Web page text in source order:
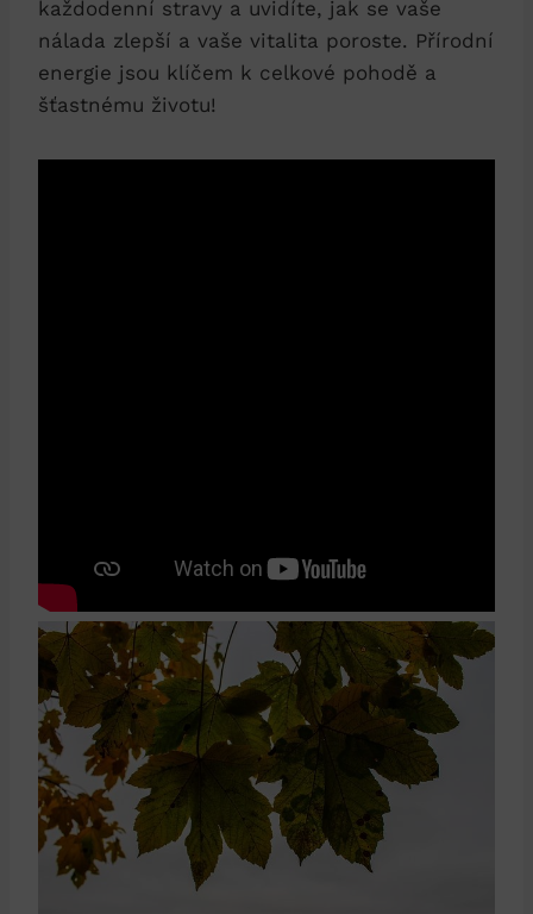
každodenní stravy a uvidíte, jak se vaše
nálada zlepší a vaše vitalita poroste. Přírodní
energie jsou klíčem k celkové pohodě a
šťastnému životu!